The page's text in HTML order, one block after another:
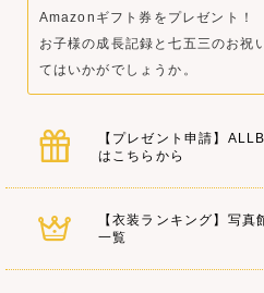
Amazonギフト券をプレゼント！
お子様の成長記録と七五三のお祝
てはいかがでしょうか。
【プレゼント申請】
はこちらから
【衣装ランキング】写
一覧